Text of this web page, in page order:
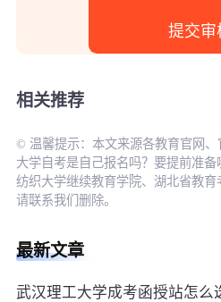
相关推荐
© 温馨提示：本文来源各教育官网、
大学自考是自己报名吗？要提前准
纺织大学继续教育学院、湖北省教育
请联系我们删除。
最新文章
武汉理工大学成考函授站怎么